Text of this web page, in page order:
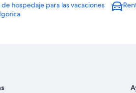
de hospedaje para las vacaciones